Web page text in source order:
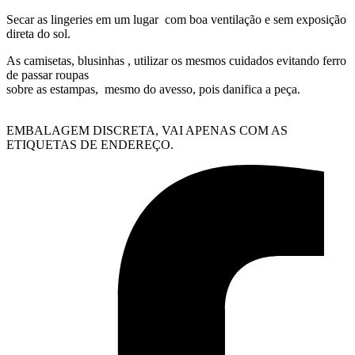
Secar as lingeries em um lugar com boa ventilação e sem exposição
direta do sol.
As camisetas, blusinhas , utilizar os mesmos cuidados evitando ferro
de passar roupas
sobre as estampas, mesmo do avesso, pois danifica a peça.
EMBALAGEM DISCRETA, VAI APENAS COM AS
ETIQUETAS DE ENDEREÇO.